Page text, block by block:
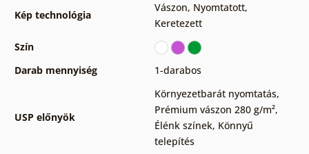
Kép technológia
Vászon, Nyomtatott,
Keretezett
Szín
Darab mennyiség
1-darabos
USP előnyök
Környezetbarát nyomtatás,
Prémium vászon 280 g/m²,
Élénk színek, Könnyű
telepítés